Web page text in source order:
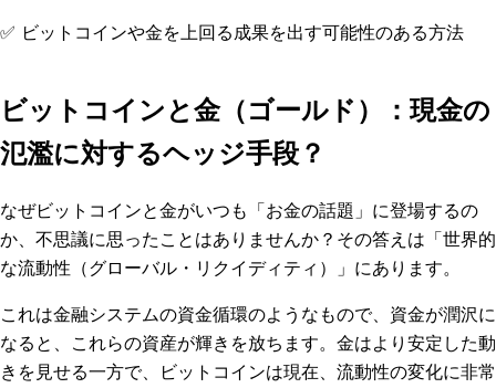
✅ ビットコインや金を上回る成果を出す可能性のある方法
ビットコインと金（ゴールド）：現金の
氾濫に対するヘッジ手段？
なぜビットコインと金がいつも「お金の話題」に登場するの
か、不思議に思ったことはありませんか？その答えは「世界的
な流動性（グローバル・リクイディティ）」にあります。
これは金融システムの資金循環のようなもので、資金が潤沢に
なると、これらの資産が輝きを放ちます。金はより安定した動
きを見せる一方で、ビットコインは現在、流動性の変化に非常